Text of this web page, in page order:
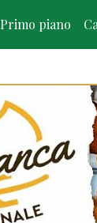
Primo piano